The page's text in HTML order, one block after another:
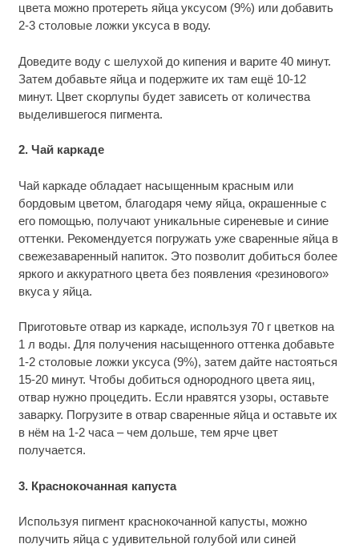
цвета можно протереть яйца уксусом (9%) или добавить
2-3 столовые ложки уксуса в воду.
Доведите воду с шелухой до кипения и варите 40 минут.
Затем добавьте яйца и подержите их там ещё 10-12
минут. Цвет скорлупы будет зависеть от количества
выделившегося пигмента.
2. Чай каркаде
Чай каркаде обладает насыщенным красным или
бордовым цветом, благодаря чему яйца, окрашенные с
его помощью, получают уникальные сиреневые и синие
оттенки. Рекомендуется погружать уже сваренные яйца в
свежезаваренный напиток. Это позволит добиться более
яркого и аккуратного цвета без появления «резинового»
вкуса у яйца.
Приготовьте отвар из каркаде, используя 70 г цветков на
1 л воды. Для получения насыщенного оттенка добавьте
1-2 столовые ложки уксуса (9%), затем дайте настояться
15-20 минут. Чтобы добиться однородного цвета яиц,
отвар нужно процедить. Если нравятся узоры, оставьте
заварку. Погрузите в отвар сваренные яйца и оставьте их
в нём на 1-2 часа – чем дольше, тем ярче цвет
получается.
3. Краснокочанная капуста
Используя пигмент краснокочанной капусты, можно
получить яйца с удивительной голубой или синей